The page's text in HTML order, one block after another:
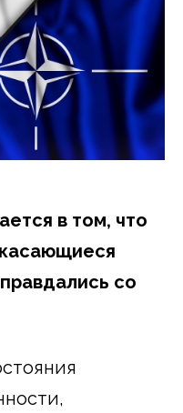
в том, что
со